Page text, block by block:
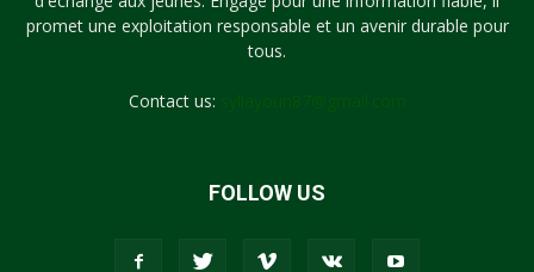
promet une exploitation responsable et un avenir durable pour
tous.
Contact us:
FOLLOW US